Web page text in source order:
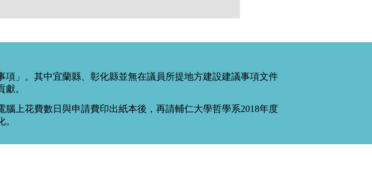
項」。其中宜蘭縣、彰化縣並無在議員所提地方建設建議事項文件
。
上花費數日與申請費印出紙本後，再請輔仁大學哲學系2018年度